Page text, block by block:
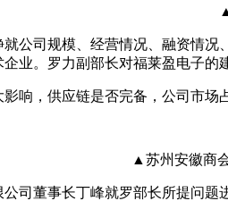
公司规模、经营情况、融资情
业。罗力副部长对福莱盈电子的
响，供应链是否完备，公司市场
▲苏州安徽商
司董事长丁峰就罗部长所提问